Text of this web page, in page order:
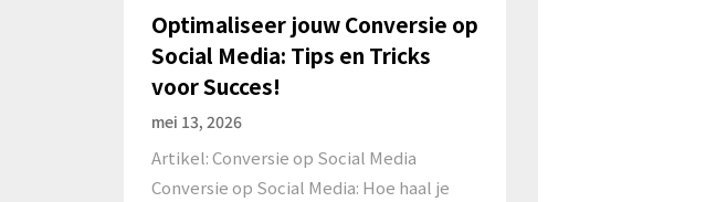
Optimaliseer jouw Conversie op
Social Media: Tips en Tricks
voor Succes!
mei 13, 2026
Artikel: Conversie op Social Media
Conversie op Social Media: Hoe haal je